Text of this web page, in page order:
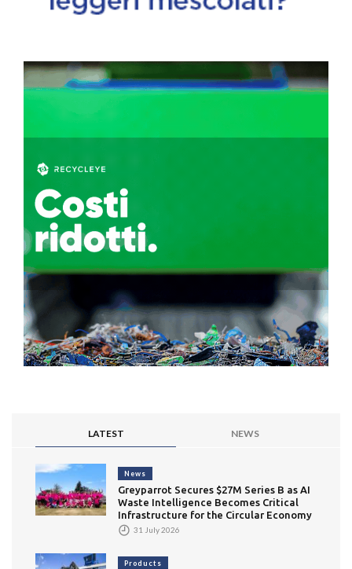
LATEST NEWS
News
Greyparrot Secures $27M Series B as AI
Waste Intelligence Becomes Critical
Infrastructure for the Circular Economy
31 July 2026
Products